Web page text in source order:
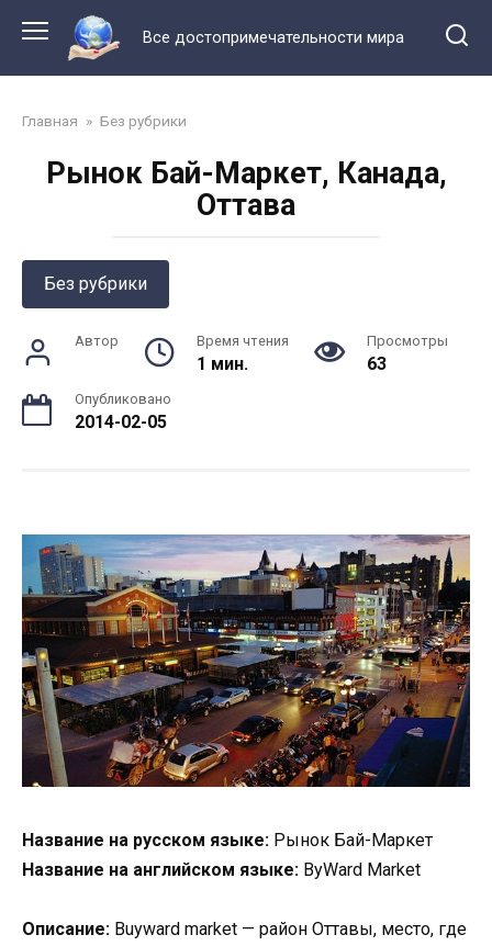
контенту
Все достопримечательности мира
Главная » Без рубрики
Рынок Бай-Маркет, Канада,
Оттава
Без рубрики
Автор Время чтения
1 мин.
Просмотры
63
Опубликовано
2014-02-05
Название на русском языке: Рынок Бай-Маркет
Название на английском языке: ByWard Market
Описание: Buyward market — район Оттавы, место, где